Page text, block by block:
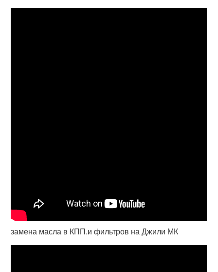
замена масла в КПП.и фильтров на Джили МК